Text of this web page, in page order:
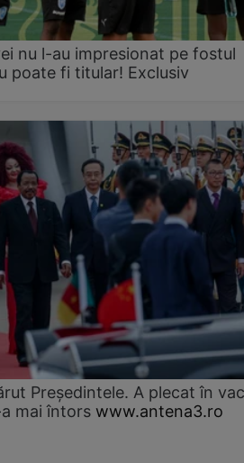
nu l-au impresionat pe fostul
poate fi titular! Exclusiv
Președintele. A plecat în
mai întors www.antena3.ro